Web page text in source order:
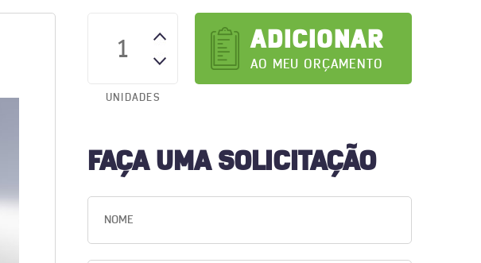
UNIDADES
ADICIONAR
AO MEU ORÇAMENTO
FAÇA UMA SOLICITAÇÃO